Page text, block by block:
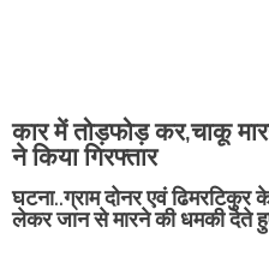
कार में तोड़फोड़ कर,चाकू
ने किया गिरफ्तार
घटना..ग्राम दोनर एवं ढिमरटिकुर
लेकर जान से मारने की धमकी देते